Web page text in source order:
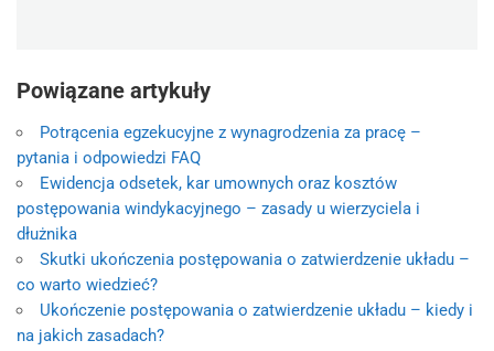
Powiązane artykuły
Potrącenia egzekucyjne z wynagrodzenia za pracę –
pytania i odpowiedzi FAQ
Ewidencja odsetek, kar umownych oraz kosztów
postępowania windykacyjnego – zasady u wierzyciela i
dłużnika
Skutki ukończenia postępowania o zatwierdzenie układu –
co warto wiedzieć?
Ukończenie postępowania o zatwierdzenie układu – kiedy i
na jakich zasadach?